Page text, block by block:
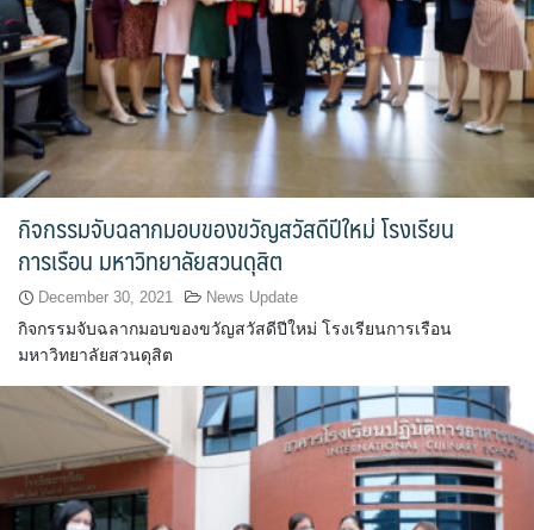
คำสั่งแต่งตั้งคณะกรรมการด้านต่าง ๆ
คู่มือนักศึกษา
จำนวนบุคลากรและนักศึกษาโรงเรียนการเรือน
ตารางเรียน
ทำเนียบคณบดี
ทิศทางการดำเนินงานของมหาวิทยาลัยสวนดุสิต
ทุนการศึกษา
บันทึกเทปกิจกรรม
กิจกรรมจับฉลากมอบของขวัญสวัสดีปีใหม่ โรงเรียน
การเรือน มหาวิทยาลัยสวนดุสิต
December 30, 2021 News Update
กิจกรรมจับฉลากมอบของขวัญสวัสดีปีใหม่ โรงเรียนการเรือน
มหาวิทยาลัยสวนดุสิต